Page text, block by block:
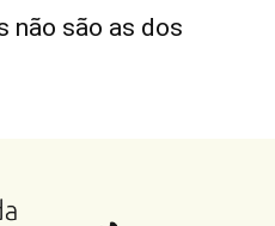
não são as dos